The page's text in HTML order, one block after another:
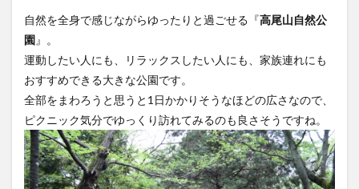
自然を全身で感じながらゆったりと過ごせる『高尾山自然公
園』。
運動したい人にも、リラックスしたい人にも、家族連れにも
おすすめできる大きな公園です。
全部をまわろうと思うと1日かかりそうなほどの広さなので、
ピクニック気分でゆっくり訪れてみるのも良さそうですね。